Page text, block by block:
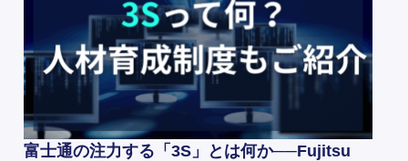
富士通の注力する「3S」とは何か──Fujitsu